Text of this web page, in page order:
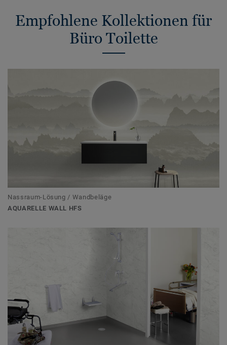
Empfohlene Kollektionen für
Büro Toilette
Nassraum-Lösung / Wandbeläge
AQUARELLE WALL HFS